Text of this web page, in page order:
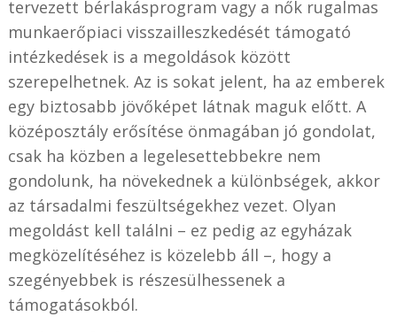
tervezett bérlakásprogram vagy a nők rugalmas
munkaerőpiaci visszailleszkedését támogató
intézkedések is a megoldások között
szerepelhetnek. Az is sokat jelent, ha az emberek
egy biztosabb jövőképet látnak maguk előtt. A
középosztály erősítése önmagában jó gondolat,
csak ha közben a legelesettebbekre nem
gondolunk, ha növekednek a különbségek, akkor
az társadalmi feszültségekhez vezet. Olyan
megoldást kell találni – ez pedig az egyházak
megközelítéséhez is közelebb áll –, hogy a
szegényebbek is részesülhessenek a
támogatásokból.